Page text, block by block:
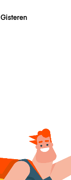
Gisteren